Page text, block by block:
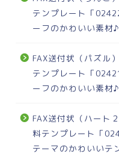
テンプレート「
ーフのかわいい素材♪
FAX送付状（パズル
テンプレート「
ーフのかわいい素材♪
FAX送付状（ハート
料テンプレート「
テーマのかわいいテ